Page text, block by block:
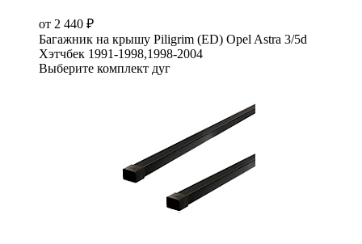
от 2 440 ₽
Багажник на крышу Piligrim (ED) Opel Astra 3/5d
Хэтчбек 1991-1998,1998-2004
Выберите комплект дуг